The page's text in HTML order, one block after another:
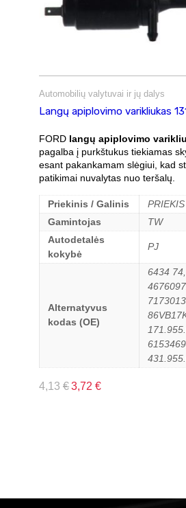
Automobilių valytuvai ir jų dalys
Langų apiplovimo varikliukas
FORD langų apiplovimo
pagalba į purkštukus tiekiamas
esant pakankamam slėgiui, kad
patikimai nuvalytas nuo teršalų.
Priekinis / Galinis
PRIEKIS
Gamintojas
TW
Autodetalės
kokybė
PJ
Alternatyvus
kodas (OE)
6434 74,
6153469,
4,13 €3,72 €